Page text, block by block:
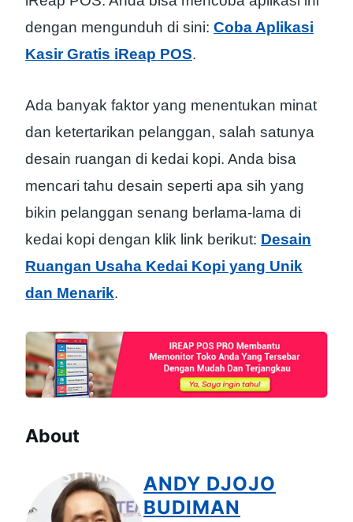
dengan mengunduh di sini: Coba Aplikasi
Kasir Gratis iReap POS.
Ada banyak faktor yang menentukan minat
dan ketertarikan pelanggan, salah satunya
desain ruangan di kedai kopi. Anda bisa
mencari tahu desain seperti apa sih yang
bikin pelanggan senang berlama-lama di
kedai kopi dengan klik link berikut: Desain
Ruangan Usaha Kedai Kopi yang Unik
dan Menarik.
About
ANDY DJOJO
BUDIMAN